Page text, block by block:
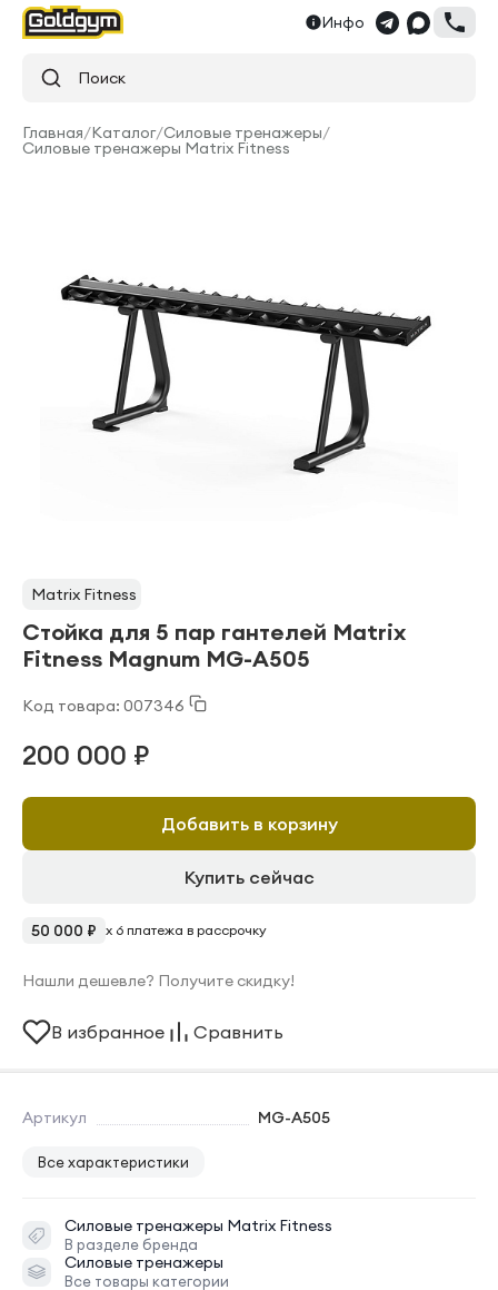
Инфо
Поиск
Главная/Каталог/Силовые тренажеры/
Силовые тренажеры Matrix Fitness
Matrix Fitness
Стойка для 5 пар гантелей Matrix
Fitness Magnum MG-A505
Код товара: 007346
Артикул MG-A505
Все характеристики
Силовые тренажеры Matrix Fitness
В разделе бренда
Силовые тренажеры
Все товары категории
200 000 ₽
Добавить в корзину
Купить сейчас
50 000 ₽ x 6 платежа в рассрочку
Нашли дешевле? Получите скидку!
В избранное Сравнить